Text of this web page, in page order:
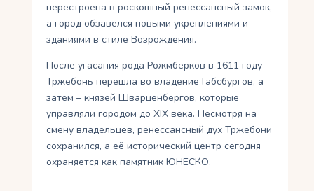
перестроена в роскошный ренессансный замок,
а город обзавёлся новыми укреплениями и
зданиями в стиле Возрождения.
После угасания рода Рожмберков в 1611 году
Тржебонь перешла во владение Габсбургов, а
затем – князей Шварценбергов, которые
управляли городом до XIX века. Несмотря на
смену владельцев, ренессансный дух Тржебони
сохранился, а её исторический центр сегодня
охраняется как памятник ЮНЕСКО.